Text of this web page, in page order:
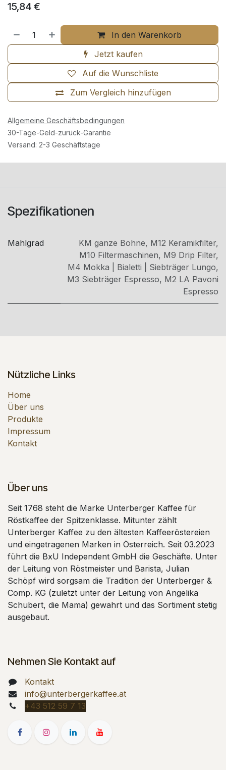
15,84 €
In den Warenkorb
Jetzt kaufen
Zum Vergleich hinzufügen
Auf die Wunschliste
Allgemeine Geschäftsbedingungen
30-Tage-Geld-zurück-Garantie
Versand: 2-3 Geschäftstage
Spezifikationen
Mahlgrad KM ganze Bohne, M12 Keramikfilter,
M10 Filtermaschinen, M9 Drip Filter,
M4 Mokka | Bialetti | Siebträger Lungo,
M3 Siebträger Espresso, M2 LA Pavoni
Espresso
Nützliche Links
Home
Über uns
Produkte
Impressum
Kontakt
Über uns
Seit 1768 steht die Marke Unterberger Kaffee für
Röstkaffee der Spitzenklasse. Mitunter zählt
Unterberger Kaffee zu den ältesten Kaffeeröstereien
und eingetragenen Marken in Österreich. Seit 03.2023
führt die BxU Independent GmbH die Geschäfte. Unter
der Leitung von Röstmeister und Barista, Julian
Schöpf wird sorgsam die Tradition der Unterberger &
Comp. KG (zuletzt unter der Leitung von Angelika
Schubert, die Mama) gewahrt und das Sortiment stetig
ausgebaut.
Nehmen Sie Kontakt auf
Kontakt
info@unterbergerkaffee.at
+43 512 59 7 13